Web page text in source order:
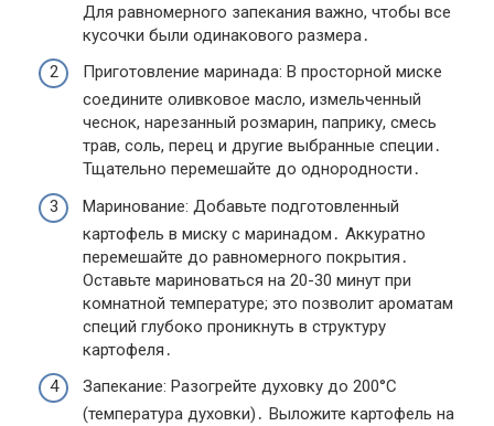
Для равномерного запекания важно, чтобы все
кусочки были одинакового размера․
Приготовление маринада: В просторной миске
соедините оливковое масло, измельченный
чеснок, нарезанный розмарин, паприку, смесь
трав, соль, перец и другие выбранные специи․
Тщательно перемешайте до однородности․
Маринование: Добавьте подготовленный
картофель в миску с маринадом․ Аккуратно
перемешайте до равномерного покрытия․
Оставьте мариноваться на 20-30 минут при
комнатной температуре; это позволит ароматам
специй глубоко проникнуть в структуру
картофеля․
Запекание: Разогрейте духовку до 200°C
(температура духовки)․ Выложите картофель на